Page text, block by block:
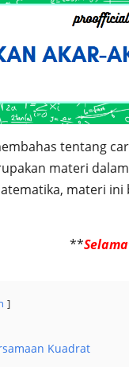
tentang
materi
materi
**
Kuadrat